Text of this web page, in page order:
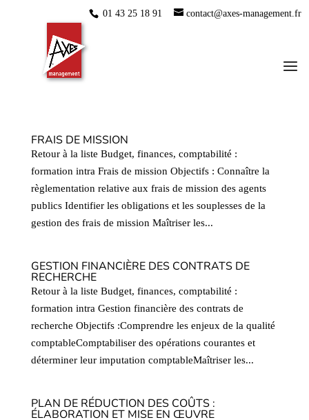
01 43 25 18 91 contact@axes-management.fr
FRAIS DE MISSION
Retour à la liste Budget, finances, comptabilité :
formation intra Frais de mission Objectifs : Connaître la
règlementation relative aux frais de mission des agents
publics Identifier les obligations et les souplesses de la
gestion des frais de mission Maîtriser les...
GESTION FINANCIÈRE DES CONTRATS DE
RECHERCHE
Retour à la liste Budget, finances, comptabilité :
formation intra Gestion financière des contrats de
recherche Objectifs :Comprendre les enjeux de la qualité
comptableComptabiliser des opérations courantes et
déterminer leur imputation comptableMaîtriser les...
PLAN DE RÉDUCTION DES COÛTS :
ÉLABORATION ET MISE EN ŒUVRE